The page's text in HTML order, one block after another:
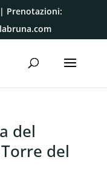
| Prenotazioni:
del
del